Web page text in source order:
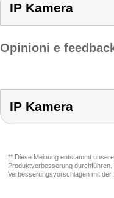
IP Kamera
Opinioni e
IP Kamera
** Diese Meinung entstammt
Produktverbesserung
Verbesserungsvorschlägen mit der